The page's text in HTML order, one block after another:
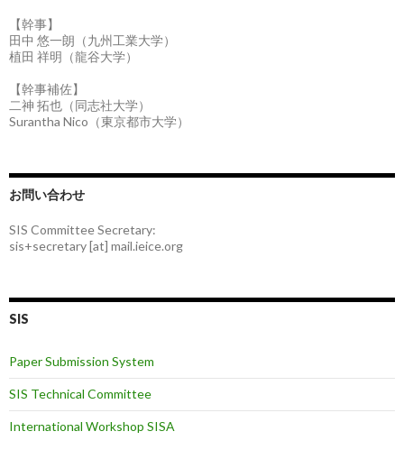
【幹事】
田中 悠一朗（九州工業大学）
植田 祥明（龍谷大学）
【幹事補佐】
二神 拓也（同志社大学）
Surantha Nico（東京都市大学）
お問い合わせ
SIS Committee Secretary:
sis+secretary [at] mail.ieice.org
SIS
Paper Submission System
SIS Technical Committee
International Workshop SISA